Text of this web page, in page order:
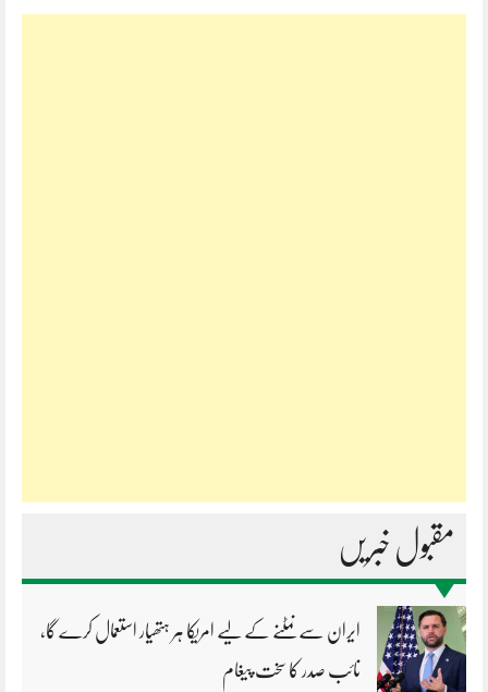
مقبول خبریں
ایران سے نمٹنے کے لیے امریکا ہر ہتھیار استعمال کرے گا،
نائب صدر کا سخت پیغام